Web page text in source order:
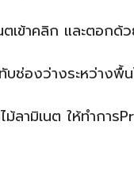
เข้าคลิก และตอกด้
ช่องว่างระหว่างพื้
ามิเนต ให้ทำการ